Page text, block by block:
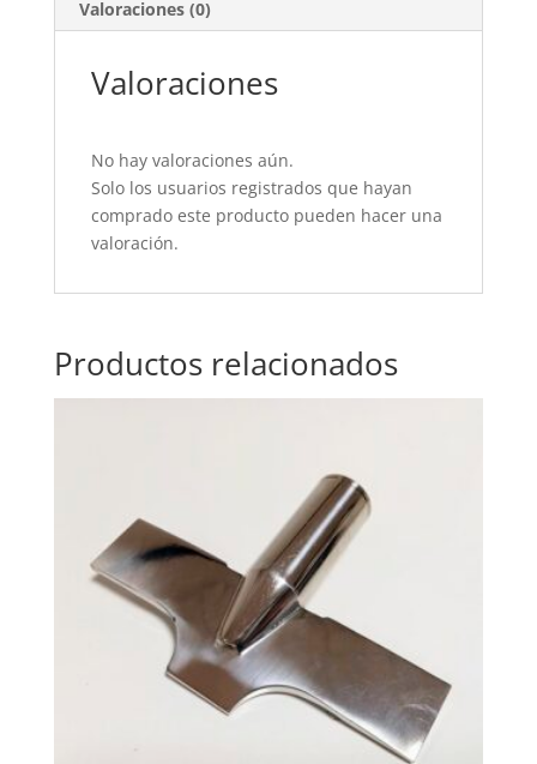
Valoraciones (0)
Valoraciones
No hay valoraciones aún.
Solo los usuarios registrados que hayan
comprado este producto pueden hacer una
valoración.
Productos relacionados